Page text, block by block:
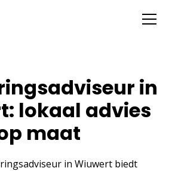
in
lokaal advies
maat
in Wiuwert biedt